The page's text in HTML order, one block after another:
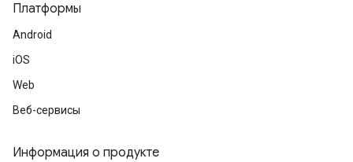
Платформы
Android
iOS
Web
Веб-сервисы
Информация о продукте